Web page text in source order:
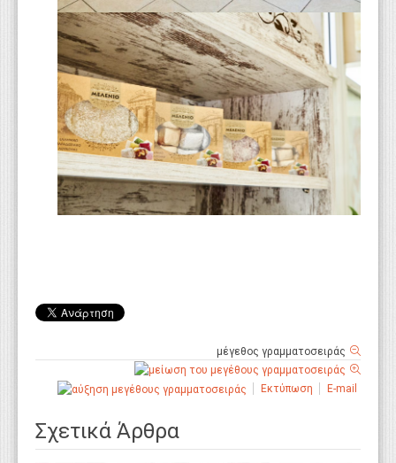
μέγεθος γραμματοσειράς
Εκτύπωση E-mail
Σχετικά Άρθρα